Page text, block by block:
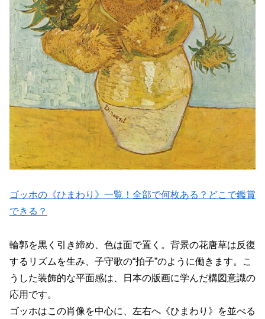
ゴッホの《ひまわり》一覧！全部で何枚ある？どこで鑑賞
できる？
輪郭を黒く引き締め、色は面で置く。背景の花唐草は反復
するリズムを生み、子守歌の“拍子”のように働きます。こ
うした装飾的な平面感は、日本の版画に学んだ構図意識の
応用です。
ゴッホはこの肖像を中心に、左右へ《ひまわり》を並べる